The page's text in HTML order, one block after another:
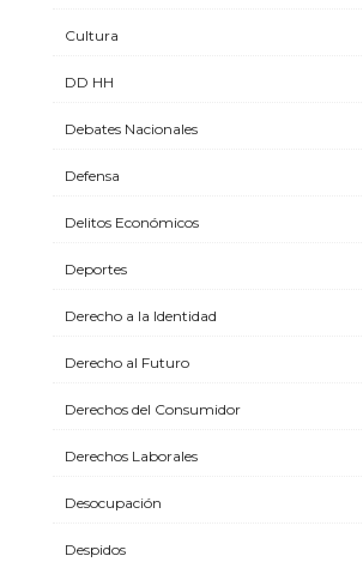
Cultura
DD HH
Debates Nacionales
Defensa
Delitos Económicos
Deportes
Derecho a la Identidad
Derecho al Futuro
Derechos del Consumidor
Derechos Laborales
Desocupación
Despidos